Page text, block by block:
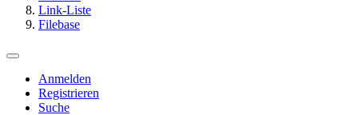
Link-Liste
Filebase
Anmelden
Registrieren
Suche